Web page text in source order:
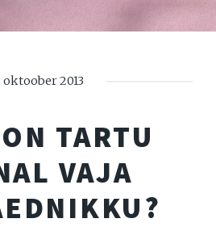
oktoober 2013
TARTU
VAJA